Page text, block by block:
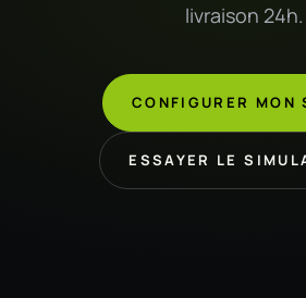
livraison 24h.
CONFIGURER MON
ESSAYER LE